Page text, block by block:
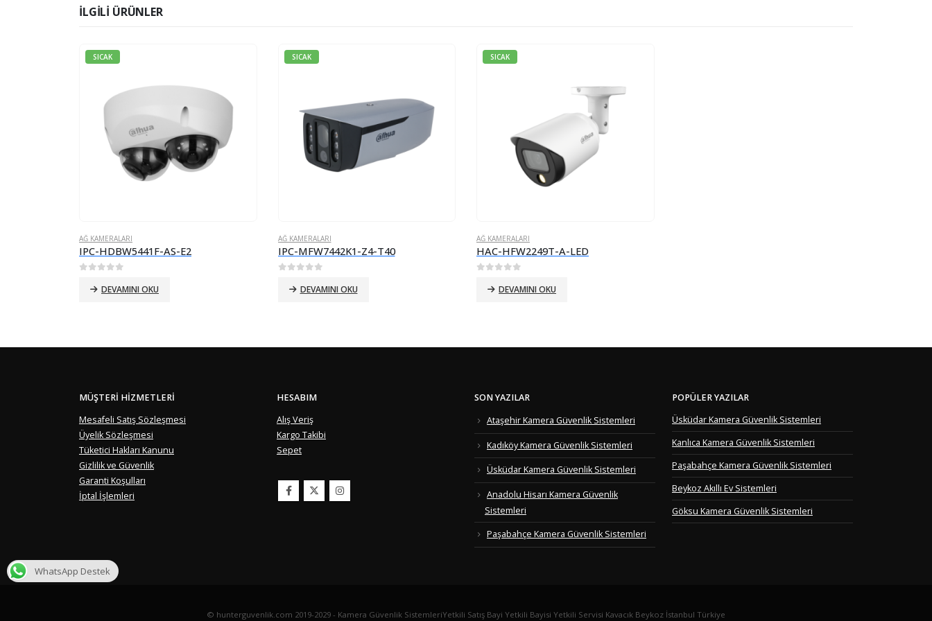
İLGILI ÜRÜNLER
SICAK
AĞ KAMERALARI
IPC-HDBW5441F-AS-E2
DEVAMINI OKU
SICAK
AĞ KAMERALARI
IPC-MFW7442K1-Z4-T40
DEVAMINI OKU
SICAK
AĞ KAMERALARI
HAC-HFW2249T-A-LED
DEVAMINI OKU
MÜŞTERI HIZMETLERI
Mesafeli Satış Sözleşmesi
Üyelik Sözleşmesi
Tüketici Hakları Kanunu
Gizlilik ve Güvenlik
Garanti Koşulları
İptal İşlemleri
HESABIM
Alış Veriş
Kargo Takibi
Sepet
SON YAZILAR
Ataşehir Kamera Güvenlik Sistemleri
Kadıköy Kamera Güvenlik Sistemleri
Üsküdar Kamera Güvenlik Sistemleri
Anadolu Hisarı Kamera Güvenlik
Sistemleri
Paşabahçe Kamera Güvenlik Sistemleri
POPÜLER YAZILAR
Üsküdar Kamera Güvenlik Sistemleri
Kanlıca Kamera Güvenlik Sistemleri
Paşabahçe Kamera Güvenlik Sistemleri
Beykoz Akıllı Ev Sistemleri
Göksu Kamera Güvenlik Sistemleri
© hunterguvenlik.com 2019-2029 - Kamera Güvenlik SistemleriYetkili Satış Bayi Yetkili Bayisi Yetkili Servisi Kavacık Beykoz İstanbul Türkiye
WhatsApp Destek